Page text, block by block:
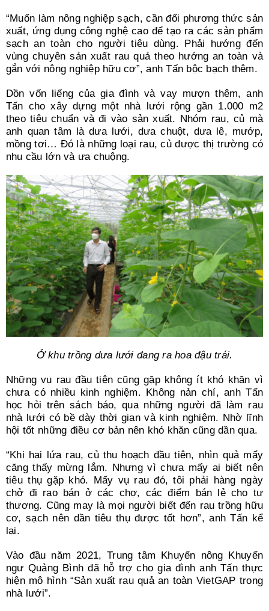
“Muốn làm nông nghiệp sạch, cần đổi phương thức sản
xuất, ứng dụng công nghệ cao để tạo ra các sản phẩm
sạch an toàn cho người tiêu dùng. Phải hướng đến
vùng chuyên sản xuất rau quả theo hướng an toàn và
gắn với nông nghiệp hữu cơ”, anh Tấn bộc bạch thêm.
Dồn vốn liếng của gia đình và vay mượn thêm, anh
Tấn cho xây dựng một nhà lưới rộng gần 1.000 m2
theo tiêu chuẩn và đi vào sản xuất. Nhóm rau, củ mà
anh quan tâm là dưa lưới, dưa chuột, dưa lê, mướp,
mồng tơi… Đó là những loại rau, củ được thị trường có
nhu cầu lớn và ưa chuộng.
Ở khu trồng dưa lưới đang ra hoa đậu trái.
Những vụ rau đầu tiên cũng gặp không ít khó khăn vì
chưa có nhiều kinh nghiệm. Không nản chí, anh Tấn
học hỏi trên sách báo, qua những người đã làm rau
nhà lưới có bề dày thời gian và kinh nghiệm. Nhờ lĩnh
hội tốt những điều cơ bản nên khó khăn cũng dần qua.
“Khi hai lứa rau, củ thu hoạch đầu tiên, nhìn quả mẩy
căng thấy mừng lắm. Nhưng vì chưa mấy ai biết nên
tiêu thụ gặp khó. Mấy vụ rau đó, tôi phải hàng ngày
chở đi rao bán ở các chợ, các điểm bán lẻ cho tư
thương. Cũng may là mọi người biết đến rau trồng hữu
cơ, sạch nên dần tiêu thụ được tốt hơn”, anh Tấn kể
lại.
Vào đầu năm 2021, Trung tâm Khuyến nông Khuyến
ngư Quảng Bình đã hỗ trợ cho gia đình anh Tấn thực
hiện mô hình “Sản xuất rau quả an toàn VietGAP trong
nhà lưới”.